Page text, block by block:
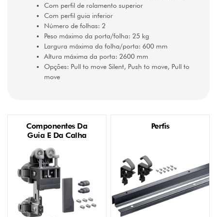
Com perfil de rolamento superior
Com perfil guia inferior
Número de folhas: 2
Peso máximo da porta/folha: 25 kg
Largura máxima da folha/porta: 600 mm
Altura máxima da porta: 2600 mm
Opções: Pull to move Silent, Push to move, Pull to
move
Componentes Da
Guia E Da Calha
Perfis